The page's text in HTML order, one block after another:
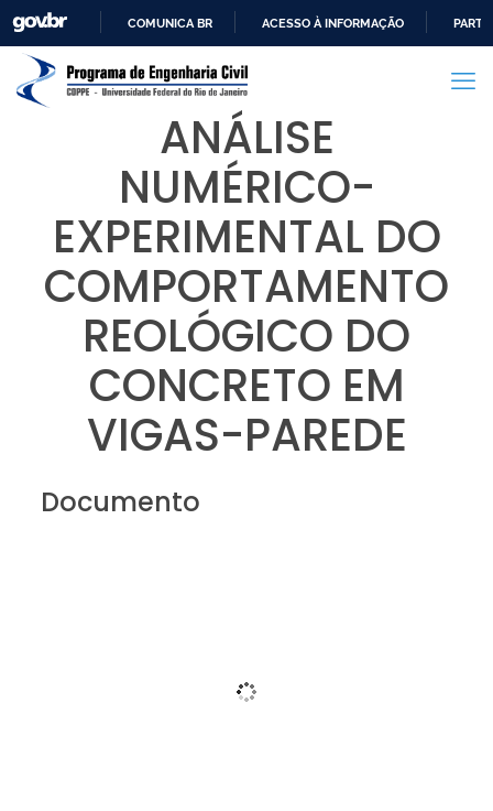
PARA
CONTEÚDO
COMUNICA BR ACESSO À INFORMAÇÃO
ANÁLISE
NUMÉRICO-
EXPERIMENTAL DO
COMPORTAMENTO
REOLÓGICO DO
CONCRETO EM
VIGAS-PAREDE
Documento